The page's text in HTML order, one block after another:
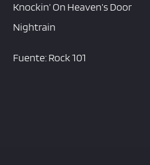
Knockin’ On Heaven’s Door
Nightrain
Fuente: Rock 101